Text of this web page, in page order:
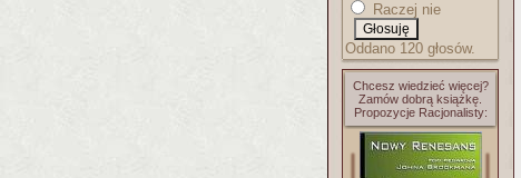
Raczej nie
Oddano 120 głosów.
Chcesz wiedzieć więcej?
Zamów dobrą książkę.
Propozycje Racjonalisty: